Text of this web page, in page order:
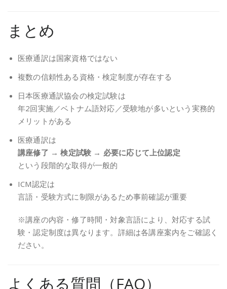
まとめ
医療通訳は国家資格ではない
複数の信頼性ある資格・検定制度が存在する
日本医療通訳協会の検定試験は
年2回実施／ベトナム語対応／受験地が多いという実務的
メリットがある
医療通訳は
講座修了 → 検定試験 → 必要に応じて上位認定
という段階的な取得が一般的
ICM認定は
言語・受験方式に制限があるため事前確認が重要
※講座の内容・修了時間・対象言語により、対応する試
験・認定制度は異なります。詳細は各講座案内をご確認く
ださい。
よくある質問（FAQ）